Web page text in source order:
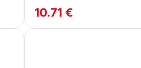
10.71 €